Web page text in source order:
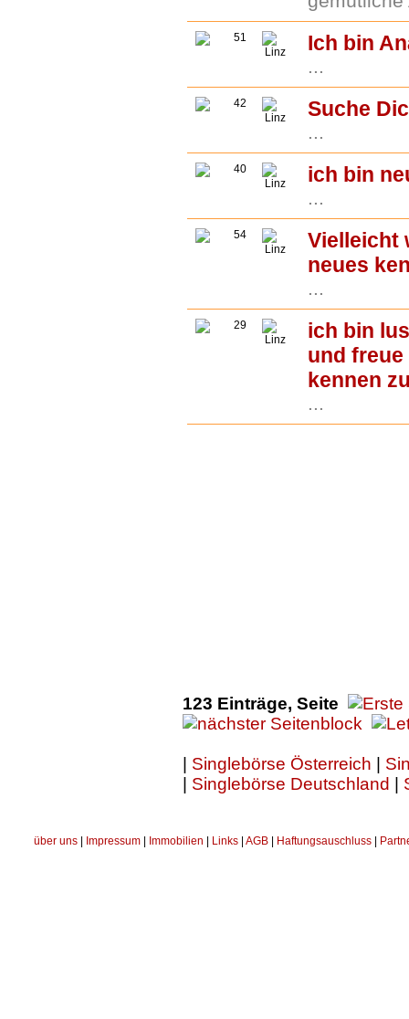
51
Linz
Ich bin
...
42
Linz
Suche
...
40
Linz
ich bin
...
54
Linz
Vielleicht
neues
...
29
Linz
ich bin
und
kennen
...
123 Einträge, Seite
Singlebörse Österreich
Singlebörse Deutschland
über uns Impressum Immobilien Links AGB Haftungsauschluss